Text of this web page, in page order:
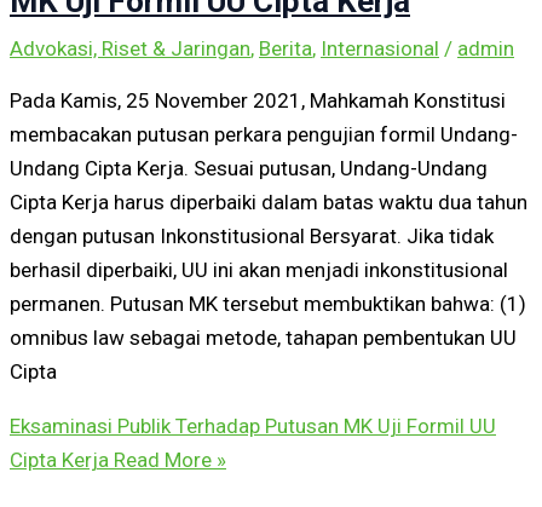
Advokasi, Riset & Jaringan, Berita, Internasional / admin
Pada Kamis, 25 November 2021, Mahkamah Konstitusi
membacakan putusan perkara pengujian formil Undang-
Undang Cipta Kerja. Sesuai putusan, Undang-Undang
Cipta Kerja harus diperbaiki dalam batas waktu dua tahun
dengan putusan Inkonstitusional Bersyarat. Jika tidak
berhasil diperbaiki, UU ini akan menjadi inkonstitusional
permanen. Putusan MK tersebut membuktikan bahwa: (1)
omnibus law sebagai metode, tahapan pembentukan UU
Cipta
Eksaminasi Publik Terhadap Putusan MK Uji Formil UU
Cipta Kerja Read More »